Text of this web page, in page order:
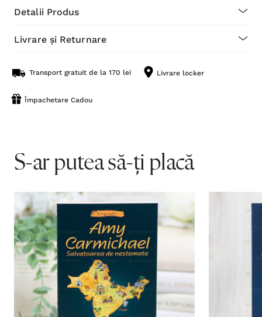
Detalii Produs
Livrare și Returnare
Transport gratuit de la 170 lei Livrare locker
Împachetare Cadou
S-ar putea să-ți placă